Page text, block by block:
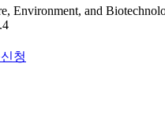
Environment, and
청